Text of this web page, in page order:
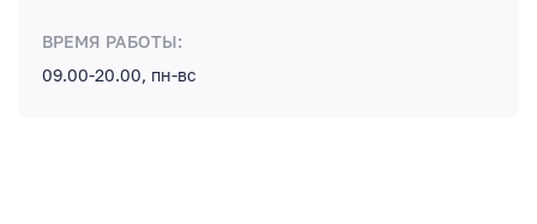
ВРЕМЯ РАБОТЫ:
09.00-20.00, пн-вс